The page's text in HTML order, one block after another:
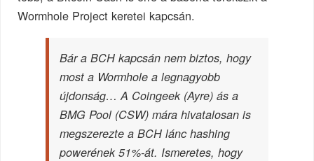
Wormhole Project keretei kapcsán.
Bár a BCH kapcsán nem biztos, hogy
most a Wormhole a legnagyobb
újdonság… A Coingeek (Ayre) ás a
BMG Pool (CSW) mára hivatalosan is
megszerezte a BCH lánc hashing
powerének 51%-át. Ismeretes, hogy